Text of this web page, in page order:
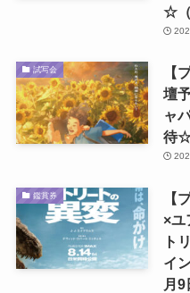
☆（
試写会
【
壇
ャ
待☆
鑑賞券
【
×ユ
ト
イ
月9